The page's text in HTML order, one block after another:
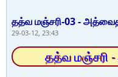
தத்வ மஞ்சரி-03 -
29-03-12, 23:43
தத்வ மஞ்சரி